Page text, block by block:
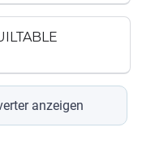
anzeigen